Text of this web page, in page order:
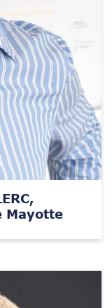
Mayotte